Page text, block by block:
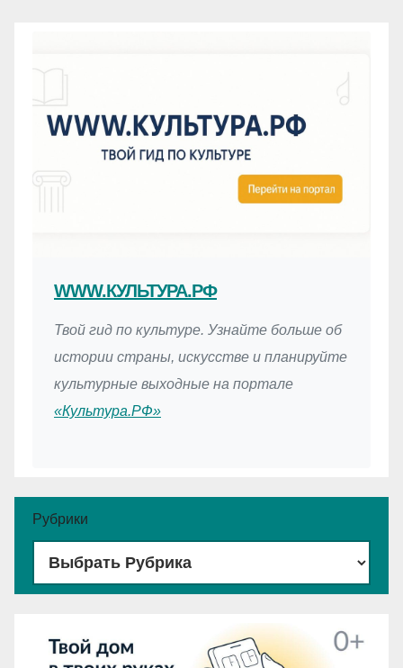
WWW.КУЛЬТУРА.РФ
Твой гид по культуре. Узнайте больше об
истории страны, искусстве и планируйте
культурные выходные на портале
«Культура.РФ»
Рубрики